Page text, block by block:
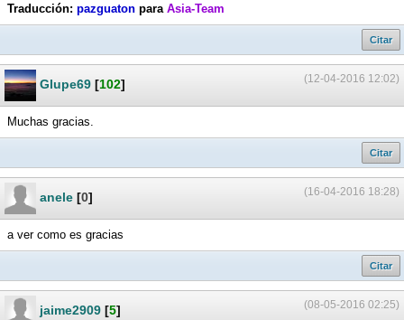
Traducción: pazguaton para Asia-Team
Citar
(12-04-2016 12:02)
Glupe69 [102]
Muchas gracias.
Citar
(16-04-2016 18:28)
anele [0]
a ver como es gracias
Citar
(08-05-2016 02:25)
jaime2909 [5]